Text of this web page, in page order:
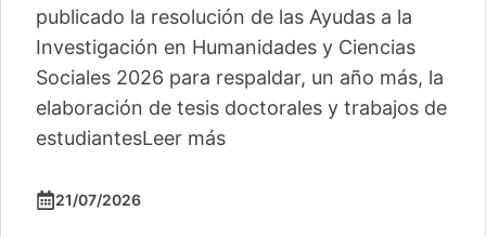
publicado la resolución de las Ayudas a la
Investigación en Humanidades y Ciencias
Sociales 2026 para respaldar, un año más, la
elaboración de tesis doctorales y trabajos de
estudiantesLeer más
21/07/2026